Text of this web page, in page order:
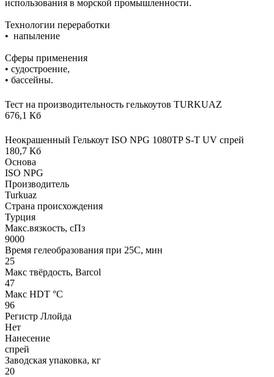
использования в морской промышленности.
Технологии переработки
• напыление
Сферы применения
• судостроение,
• бассейны.
Тест на производительность гелькоутов TURKUAZ
676,1 Кб
Неокрашенный Гелькоут ISO NPG 1080TP S-T UV спрей
180,7 Кб
Основа
ISO NPG
Производитель
Turkuaz
Страна происхождения
Турция
Макс.вязкoсть, сПз
9000
Время гелеобразования при 25С, мин
25
Макс твёрдость, Barcol
47
Макс HDT °С
96
Регистр Ллойда
Нет
Нанесение
спрей
Заводская упаковка, кг
20